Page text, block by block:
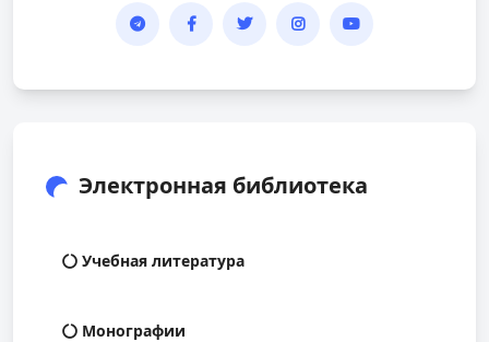
Электронная библиотека
Учебная литература
Монографии